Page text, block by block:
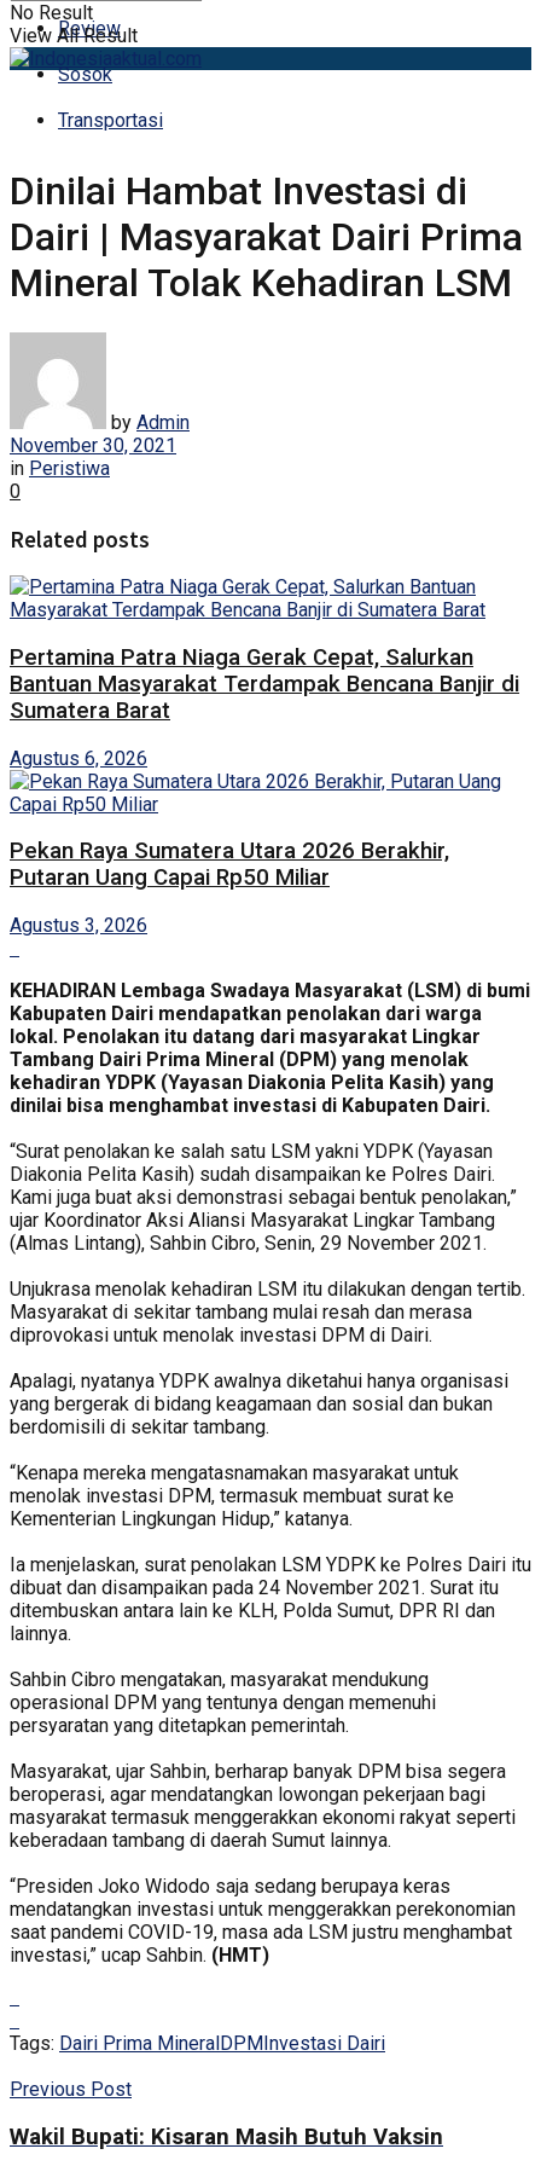
Review
Sosok
Transportasi
No Result
View All Result
Dinilai Hambat Investasi di
Dairi | Masyarakat Dairi Prima
Mineral Tolak Kehadiran LSM
by Admin
November 30, 2021
in Peristiwa
0
Related posts
Pertamina Patra Niaga Gerak Cepat, Salurkan
Bantuan Masyarakat Terdampak Bencana Banjir di
Sumatera Barat
Agustus 6, 2026
Pekan Raya Sumatera Utara 2026 Berakhir,
Putaran Uang Capai Rp50 Miliar
Agustus 3, 2026
KEHADIRAN Lembaga Swadaya Masyarakat (LSM) di bumi
Kabupaten Dairi mendapatkan penolakan dari warga
lokal. Penolakan itu datang dari masyarakat Lingkar
Tambang Dairi Prima Mineral (DPM) yang menolak
kehadiran YDPK (Yayasan Diakonia Pelita Kasih) yang
dinilai bisa menghambat investasi di Kabupaten Dairi.
“Surat penolakan ke salah satu LSM yakni YDPK (Yayasan
Diakonia Pelita Kasih) sudah disampaikan ke Polres Dairi.
Kami juga buat aksi demonstrasi sebagai bentuk penolakan,”
ujar Koordinator Aksi Aliansi Masyarakat Lingkar Tambang
(Almas Lintang), Sahbin Cibro, Senin, 29 November 2021.
Unjukrasa menolak kehadiran LSM itu dilakukan dengan tertib.
Masyarakat di sekitar tambang mulai resah dan merasa
diprovokasi untuk menolak investasi DPM di Dairi.
Apalagi, nyatanya YDPK awalnya diketahui hanya organisasi
yang bergerak di bidang keagamaan dan sosial dan bukan
berdomisili di sekitar tambang.
“Kenapa mereka mengatasnamakan masyarakat untuk
menolak investasi DPM, termasuk membuat surat ke
Kementerian Lingkungan Hidup,” katanya.
Ia menjelaskan, surat penolakan LSM YDPK ke Polres Dairi itu
dibuat dan disampaikan pada 24 November 2021. Surat itu
ditembuskan antara lain ke KLH, Polda Sumut, DPR RI dan
lainnya.
Sahbin Cibro mengatakan, masyarakat mendukung
operasional DPM yang tentunya dengan memenuhi
persyaratan yang ditetapkan pemerintah.
Masyarakat, ujar Sahbin, berharap banyak DPM bisa segera
beroperasi, agar mendatangkan lowongan pekerjaan bagi
masyarakat termasuk menggerakkan ekonomi rakyat seperti
keberadaan tambang di daerah Sumut lainnya.
“Presiden Joko Widodo saja sedang berupaya keras
mendatangkan investasi untuk menggerakkan perekonomian
saat pandemi COVID-19, masa ada LSM justru menghambat
investasi,” ucap Sahbin. (HMT)
Tags: Dairi Prima Mineral DPM Investasi Dairi
Previous Post
Wakil Bupati: Kisaran Masih Butuh Vaksin